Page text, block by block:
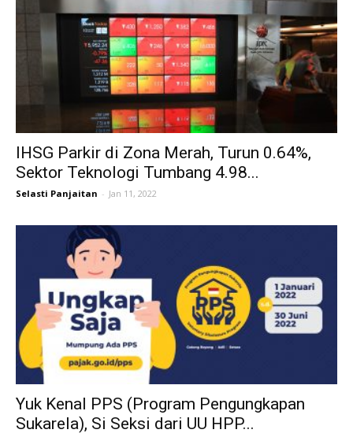
IHSG Parkir di Zona Merah, Turun 0.64%,
Sektor Teknologi Tumbang 4.98...
Selasti Panjaitan - Jan 11, 2022
Yuk Kenal PPS (Program Pengungkapan
Sukarela), Si Seksi dari UU HPP...